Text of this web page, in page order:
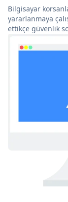
Bilgisayar
yararlanmaya
ettikçe güvenlik